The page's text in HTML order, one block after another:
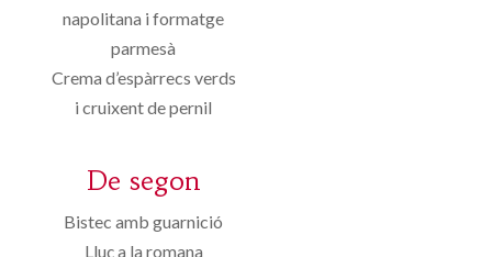
napolitana i formatge
parmesà
Crema d’espàrrecs verds
i cruixent de pernil
De segon
Bistec amb guarnició
Lluç a la romana